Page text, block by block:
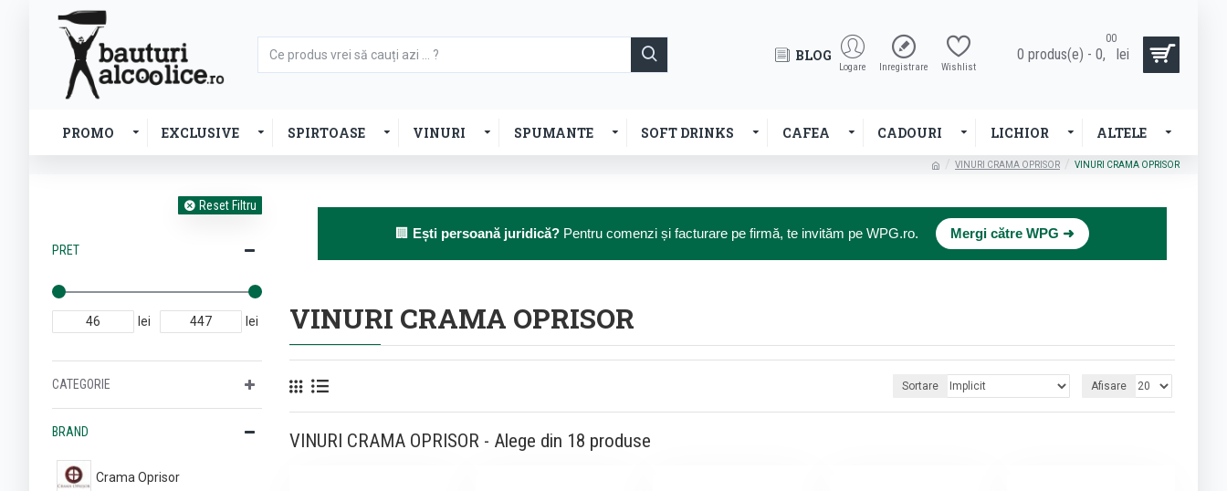
BLOG
Logare Inregistrare Wishlist
0 produs(e) - 0,
00
lei
PROMO EXCLUSIVE SPIRTOASE VINURI SPUMANTE SOFT DRINKS CAFEA CADOURI LICHIOR ALTELE
VINURI CRAMA OPRISOR VINURI CRAMA OPRISOR
Reset Filtru
PRET
lei lei
BRAND
Crama Oprisor
CATEGORIE
🏢 Ești persoană juridică? Pentru comenzi și facturare pe firmă, te invităm pe WPG.ro. Mergi către WPG ➜
VINURI CRAMA OPRISOR
Sortare Afisare
VINURI CRAMA OPRISOR - Alege din 18 produse